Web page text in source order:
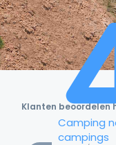
Camping
campings
Klanten beoordelen